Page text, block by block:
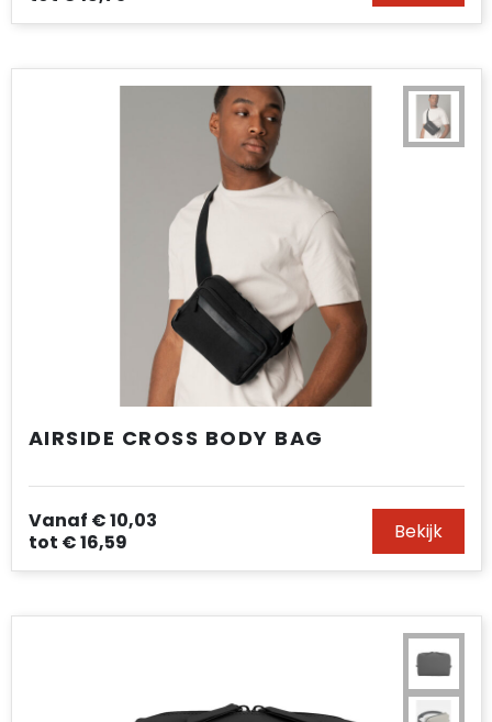
AIRSIDE CROSS BODY BAG
Vanaf € 10,03
tot € 16,59 Bekijk